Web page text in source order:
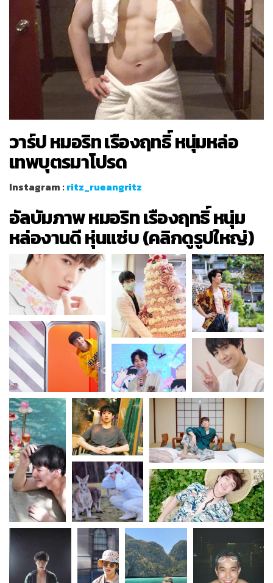
วาร์ป หมอริท เรืองฤทธิ์ หนุ่มหล่อ
เทพบุตรมาโปรด
Instagram :ritz_rueangritz
อัลบัมภาพ หมอริท เรืองฤทธิ์ หนุ่ม
หล่องานดี หุ่นแซ่บ (คลิกดูรูปใหญ่)